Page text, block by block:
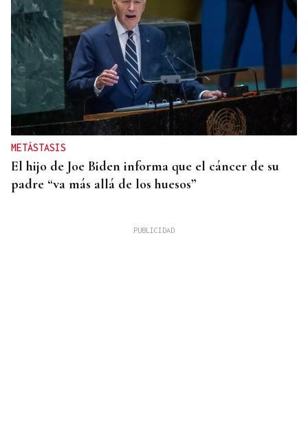
METÁSTASIS
El hijo de Joe Biden informa que el cáncer de su
padre “va más allá de los huesos”